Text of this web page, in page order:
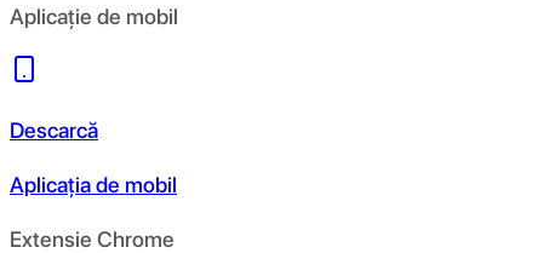
Aplicație de mobil
Descarcă
Aplicația de mobil
Extensie Chrome